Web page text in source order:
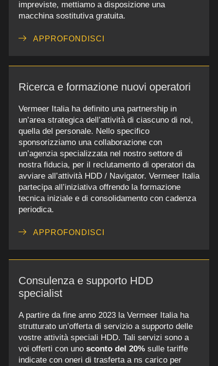
impreviste, mettiamo a disposizione una
macchina sostitutiva gratuita.
APPROFONDISCI
Ricerca e formazione nuovi operatori
Vermeer Italia ha definito una partnership in
un’area strategica dell’attività di ciascuno di noi,
quella del personale. Nello specifico
sponsorizziamo una collaborazione con
un’agenzia specializzata nel nostro settore di
nostra fiducia, per il reclutamento di operatori da
avviare all’attività HDD / Navigator. Vermeer Italia
partecipa all’iniziativa offrendo la formazione
tecnica iniziale e di consolidamento con cadenza
periodica.
APPROFONDISCI
Consulenza e supporto HDD
specialist
A partire da fine anno 2023 la Vermeer Italia ha
strutturato un’offerta di servizio a supporto delle
vostre attività speciali HDD. Tali servizi sono a
voi offerti con uno sconto del 20%sulle tariffe
indicate con oneri di trasferta a ns carico per